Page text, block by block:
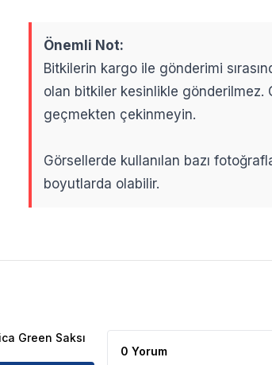
Önemli Not:
Bitkilerin kargo ile gönderimi
olan bitkiler kesinlikle gönderilmez.
geçmekten çekinmeyin.
Görsellerde kullanılan bazı
boyutlarda olabilir.
Canlı Bitki Ürün Yorumları
Green Saksı
0 Yorum